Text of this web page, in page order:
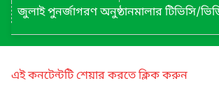
জুলাই পুনর্জাগরণ অনুষ্ঠানমালার টিভিসি/
এই কনটেন্টটি শেয়ার করতে ক্লিক করুন